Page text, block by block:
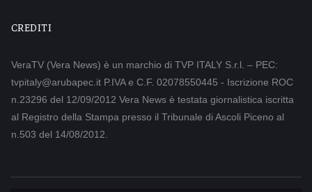
CREDITI
VeraTV (Vera News) è un marchio di TVP ITALY S.r.l. – PEC:
tvpitaly@arubapec.it P.IVA e C.F. 02078550445 - Iscrizione ROC
n.23296 del 12/09/2012 Vera News è testata giornalistica iscritta
al Registro della Stampa presso il Tribunale di Ascoli Piceno al
n.503 del 14/08/2012.